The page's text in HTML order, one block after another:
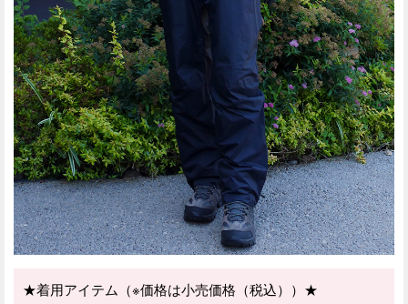
★着用アイテム（※価格は小売価格（税込））★